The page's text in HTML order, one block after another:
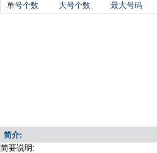
单号个数
大号个数 最大号码
简介:
简要说明: